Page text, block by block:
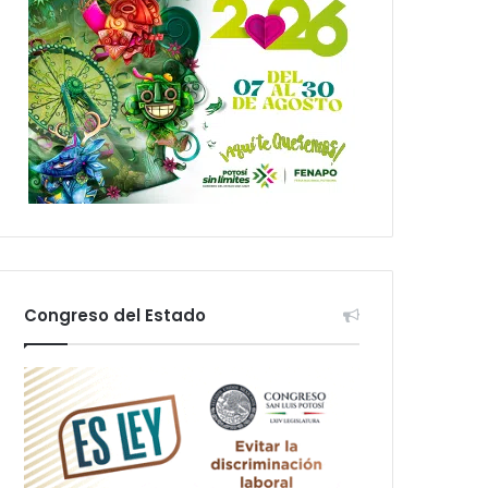
Congreso del Estado